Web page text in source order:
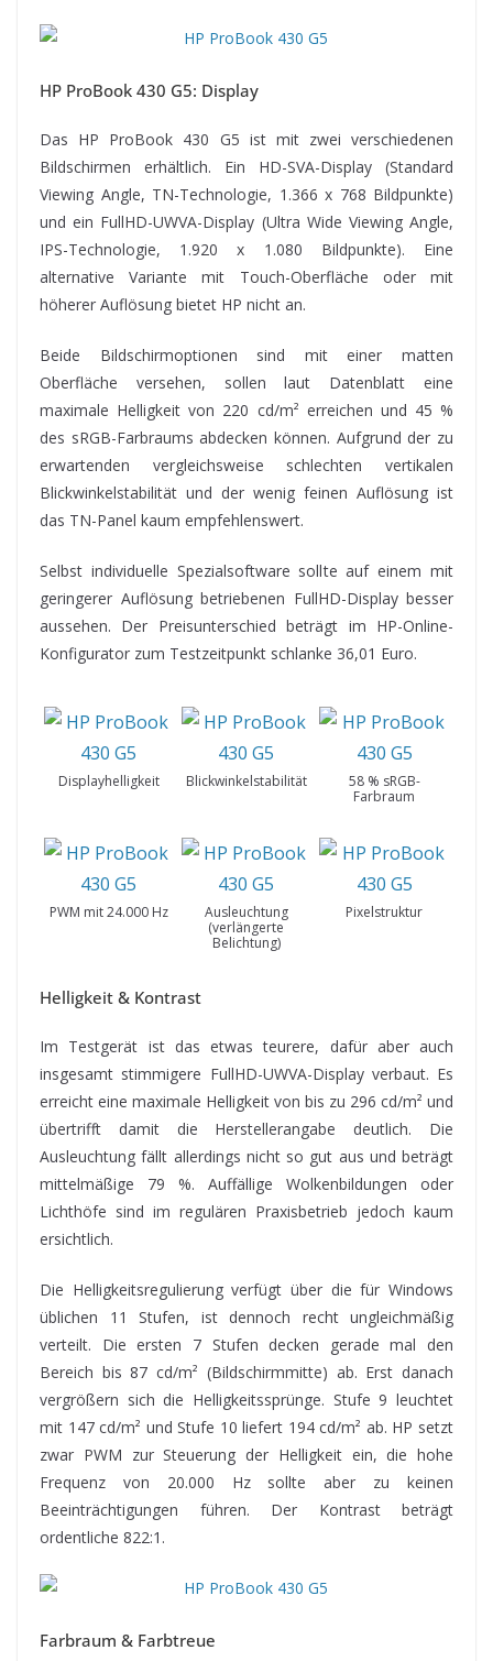
HP ProBook 430 G5: Display
Das HP ProBook 430 G5 ist mit zwei verschiedenen
Bildschirmen erhältlich. Ein HD-SVA-Display (Standard
Viewing Angle, TN-Technologie, 1.366 x 768 Bildpunkte)
und ein FullHD-UWVA-Display (Ultra Wide Viewing Angle,
IPS-Technologie, 1.920 x 1.080 Bildpunkte). Eine
alternative Variante mit Touch-Oberfläche oder mit
höherer Auflösung bietet HP nicht an.
Beide Bildschirmoptionen sind mit einer matten
Oberfläche versehen, sollen laut Datenblatt eine
maximale Helligkeit von 220 cd/m² erreichen und 45 %
des sRGB-Farbraums abdecken können. Aufgrund der zu
erwartenden vergleichsweise schlechten vertikalen
Blickwinkelstabilität und der wenig feinen Auflösung ist
das TN-Panel kaum empfehlenswert.
Selbst individuelle Spezialsoftware sollte auf einem mit
geringerer Auflösung betriebenen FullHD-Display besser
aussehen. Der Preisunterschied beträgt im HP-Online-
Konfigurator zum Testzeitpunkt schlanke 36,01 Euro.
Displayhelligkeit Blickwinkelstabilität
58 % sRGB-
Farbraum
PWM mit 24.000 Hz
Ausleuchtung
(verlängerte
Belichtung)
Pixelstruktur
Helligkeit & Kontrast
Im Testgerät ist das etwas teurere, dafür aber auch
insgesamt stimmigere FullHD-UWVA-Display verbaut. Es
erreicht eine maximale Helligkeit von bis zu 296 cd/m² und
übertrifft damit die Herstellerangabe deutlich. Die
Ausleuchtung fällt allerdings nicht so gut aus und beträgt
mittelmäßige 79 %. Auffällige Wolkenbildungen oder
Lichthöfe sind im regulären Praxisbetrieb jedoch kaum
ersichtlich.
Die Helligkeitsregulierung verfügt über die für Windows
üblichen 11 Stufen, ist dennoch recht ungleichmäßig
verteilt. Die ersten 7 Stufen decken gerade mal den
Bereich bis 87 cd/m² (Bildschirmmitte) ab. Erst danach
vergrößern sich die Helligkeitssprünge. Stufe 9 leuchtet
mit 147 cd/m² und Stufe 10 liefert 194 cd/m² ab. HP setzt
zwar PWM zur Steuerung der Helligkeit ein, die hohe
Frequenz von 20.000 Hz sollte aber zu keinen
Beeinträchtigungen führen. Der Kontrast beträgt
ordentliche 822:1.
Farbraum & Farbtreue